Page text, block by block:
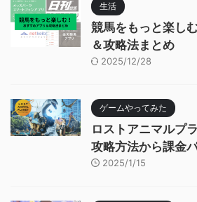
生活
競馬をもっと楽し
＆攻略法まとめ
2025/12/28
ゲームやってみた
ロストアニマルプ
攻略方法から課金
2025/1/15